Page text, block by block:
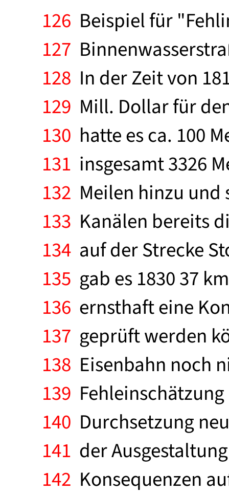
126 Beispiel für
127
128 In der Zeit von
129 Mill. Dollar für
130 hatte es ca. 100
131 insgesamt 3326
132 Meilen hinzu und
133 Kanälen bereits
134 auf der Strecke
135 gab es 1830 37
136 ernsthaft eine
137 geprüft werden
138 Eisenbahn noch
139
140 Durchsetzung
141 der
142 Konsequenzen